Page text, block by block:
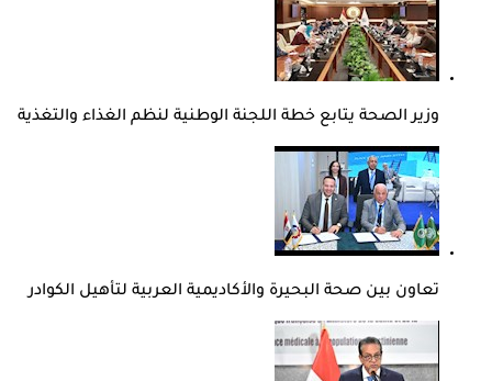
وزير الصحة يتابع خطة اللجنة الوطنية لنظم الغذاء والتغذية
تعاون بين صحة البحيرة والأكاديمية العربية لتأهيل الكوادر